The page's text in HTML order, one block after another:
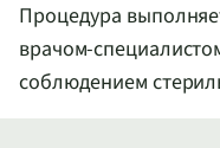
Процедура
врачом-
соблюдением